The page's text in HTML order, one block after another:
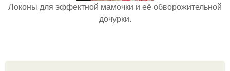
Локоны для эффектной мамочки и её обворожительной
дочурки.